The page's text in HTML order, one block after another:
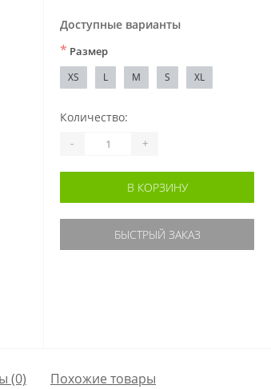
Доступные варианты
* Размер
XS L M S XL
Количество:
- +
В КОРЗИНУ
БЫСТРЫЙ ЗАКАЗ
(0) Похожие товары